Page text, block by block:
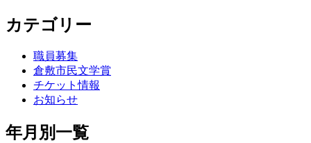
カテゴリー
職員募集
倉敷市民文学賞
チケット情報
お知らせ
年月別一覧